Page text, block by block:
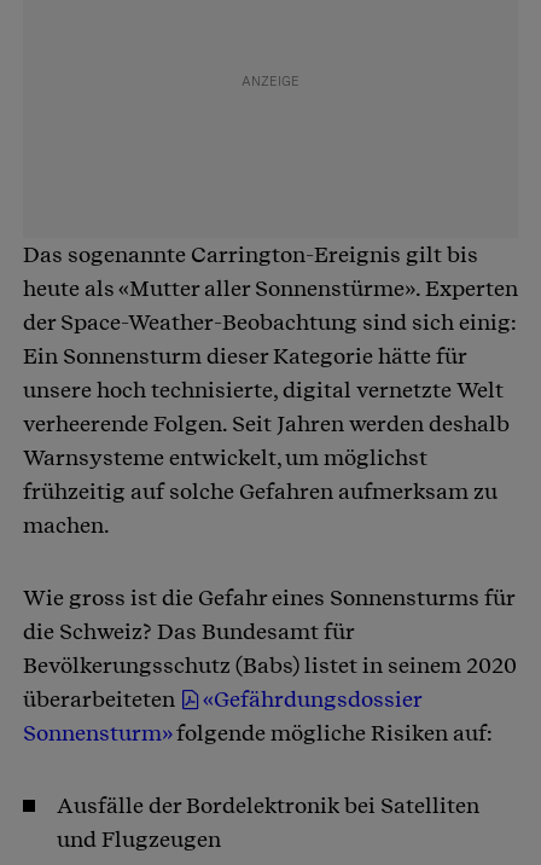
Das sogenannte Carrington-Ereignis gilt bis
heute als «Mutter aller Sonnenstürme». Experten
der Space-Weather-Beobachtung sind sich einig:
Ein Sonnensturm dieser Kategorie hätte für
unsere hoch technisierte, digital vernetzte Welt
verheerende Folgen. Seit Jahren werden deshalb
Warnsysteme entwickelt, um möglichst
frühzeitig auf solche Gefahren aufmerksam zu
machen.
Wie gross ist die Gefahr eines Sonnensturms für
die Schweiz? Das Bundesamt für
Bevölkerungsschutz (Babs) listet in seinem 2020
überarbeiteten
«Gefährdungsdossier
Sonnensturm»folgende mögliche Risiken auf:
Ausfälle der Bordelektronik bei Satelliten
und Flugzeugen